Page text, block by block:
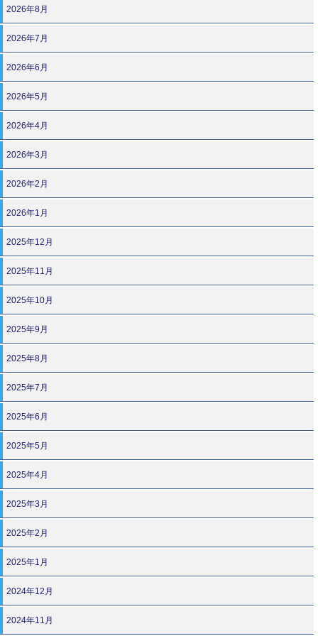
2026年8月
2026年7月
2026年6月
2026年5月
2026年4月
2026年3月
2026年2月
2026年1月
2025年12月
2025年11月
2025年10月
2025年9月
2025年8月
2025年7月
2025年6月
2025年5月
2025年4月
2025年3月
2025年2月
2025年1月
2024年12月
2024年11月